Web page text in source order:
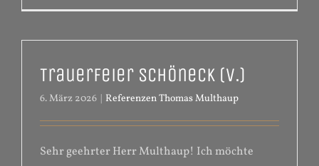
Trauerfeier Schöneck (V.)
6. März 2026 Referenzen Thomas Multhaup
Sehr geehrter Herr Multhaup! Ich möchte